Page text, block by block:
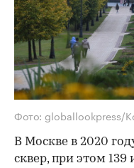
Фото: globallookpress/
В Москве в 2020
сквер, при этом